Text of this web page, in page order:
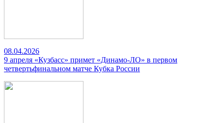
08.04.2026
9 апреля «Кузбасс» примет «Динамо-ЛО» в первом
четвертьфинальном матче Кубка России